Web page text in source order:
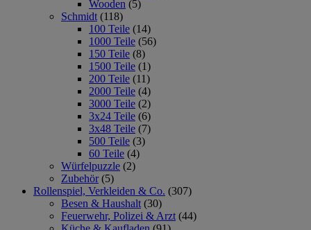
Wooden (5)
Schmidt (118)
100 Teile (14)
1000 Teile (56)
150 Teile (8)
1500 Teile (1)
200 Teile (11)
2000 Teile (4)
3000 Teile (2)
3x24 Teile (6)
3x48 Teile (7)
500 Teile (3)
60 Teile (4)
Würfelpuzzle (2)
Zubehör (5)
Rollenspiel, Verkleiden & Co. (307)
Besen & Haushalt (30)
Feuerwehr, Polizei & Arzt (44)